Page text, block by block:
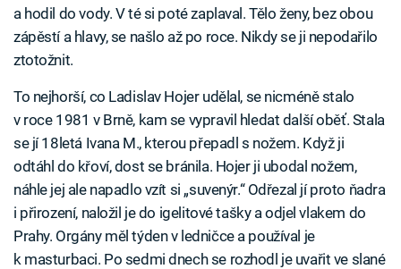
a hodil do vody. V té si poté zaplaval. Tělo ženy, bez obou
zápěstí a hlavy, se našlo až po roce. Nikdy se ji nepodařilo
ztotožnit.
To nejhorší, co Ladislav Hojer udělal, se nicméně stalo
v roce 1981 v Brně, kam se vypravil hledat další oběť. Stala
se jí 18letá Ivana M., kterou přepadl s nožem. Když ji
odtáhl do křoví, dost se bránila. Hojer ji ubodal nožem,
náhle jej ale napadlo vzít si „suvenýr.“ Odřezal jí proto ňadra
i přirození, naložil je do igelitové tašky a odjel vlakem do
Prahy. Orgány měl týden v ledničce a používal je
k masturbaci. Po sedmi dnech se rozhodl je uvařit ve slané